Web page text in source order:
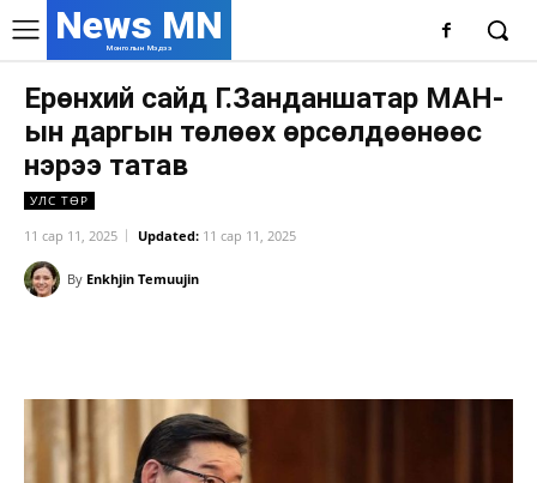
News MN
Монголын Мэдээ
Ерөнхий сайд Г.Занданшатар МАН-
ын даргын төлөөх өрсөлдөөнөөс
нэрээ татав
УЛС ТӨР
11 сар 11, 2025 Updated: 11 сар 11, 2025
By Enkhjin Temuujin